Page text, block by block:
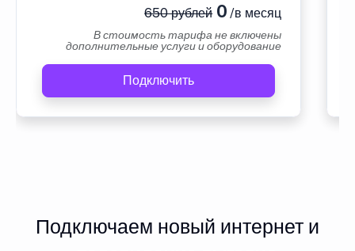
650 рублей0 /в месяц
В стоимость тарифа не включены
дополнительные услуги и оборудование
Подключить
Подключаем новый интернет и